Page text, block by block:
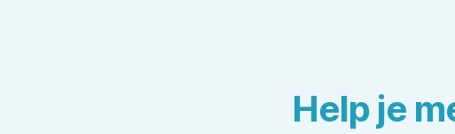
Help je